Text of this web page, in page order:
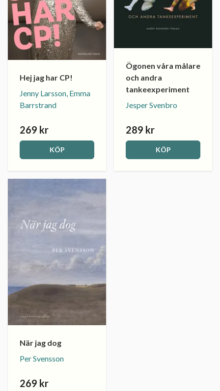
Hej jag har CP!
Jenny Larsson, Emma
Barrstrand
269 kr
KÖP
Ögonen våra målare
och andra
tankeexperiment
Jesper Svenbro
289 kr
KÖP
När jag dog
Per Svensson
269 kr